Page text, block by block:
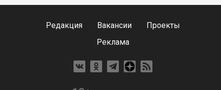
Редакция Вакансии
Проекты
Реклама